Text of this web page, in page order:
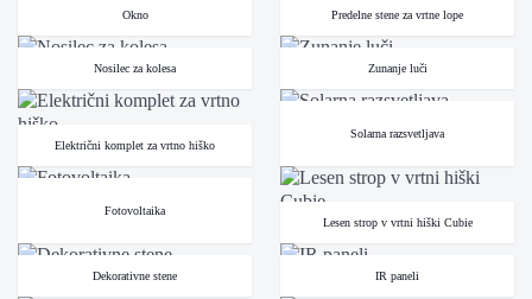
Okno Predelne stene za vrtne lope
Nosilec za kolesa Zunanje luči
Električni komplet za vrtno hiško
Solarna razsvetljava
Fotovoltaika
Lesen strop v vrtni hiški Cubie
Dekorativne stene IR paneli